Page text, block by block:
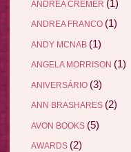
ANDREA CREMER (1)
ANDREA FRANCO (1)
ANDY MCNAB (1)
ANGELA MORRISON (1)
ANIVERSÁRIO (3)
ANN BRASHARES (2)
AVON BOOKS (5)
AWARDS (2)